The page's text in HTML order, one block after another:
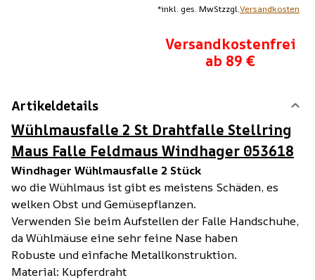
*inkl. ges. MwStzzgl.Versandkosten
Versandkostenfrei
ab 89 €
Artikeldetails
Wühlmausfalle 2 St Drahtfalle Stellring
Maus Falle Feldmaus Windhager 053618
Windhager Wühlmausfalle 2 Stück
wo die Wühlmaus ist gibt es meistens Schäden, es
welken Obst und Gemüsepflanzen.
Verwenden Sie beim Aufstellen der Falle Handschuhe,
da Wühlmäuse eine sehr feine Nase haben
Robuste und einfache Metallkonstruktion.
Material: Kupferdraht